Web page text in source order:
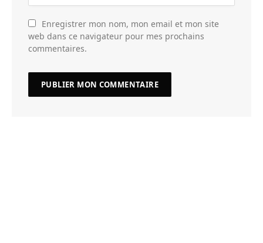
Enregistrer mon nom, mon email et mon site
web dans ce navigateur pour mes prochains
commentaires.